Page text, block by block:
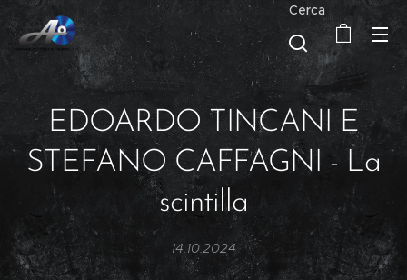
Cerca
EDOARDO TINCANI E
STEFANO CAFFAGNI - La
scintilla
14.10.2024